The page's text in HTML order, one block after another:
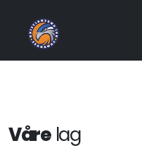
Vårelag